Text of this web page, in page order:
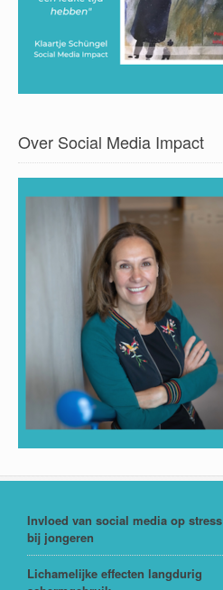
Over Social Media Impact
Invloed van social media op stress
bij jongeren
Lichamelijke effecten langdurig